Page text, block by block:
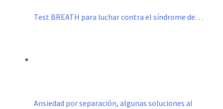
Test BREATH para luchar contra el síndrome de…
Ansiedad por separación, algunas soluciones al